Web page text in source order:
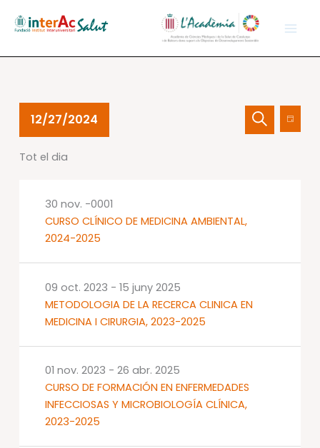
Esdeveniments
des.
Navegació
visualCercade
Dia
12/27/2024
una
Tot el dia
CURSO CLÍNICO DE MEDICINA AMBIENTAL,
2024-2025
30 nov. -0001
METODOLOGIA DE LA RECERCA CLINICA EN
MEDICINA I CIRURGIA, 2023-2025
09 oct. 2023 - 15 juny 2025
CURSO DE FORMACIÓN EN ENFERMEDADES
INFECCIOSAS Y MICROBIOLOGÍA CLÍNICA,
2023-2025
01 nov. 2023 - 26 abr. 2025